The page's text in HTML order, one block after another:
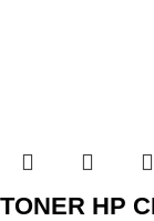
TONER HP